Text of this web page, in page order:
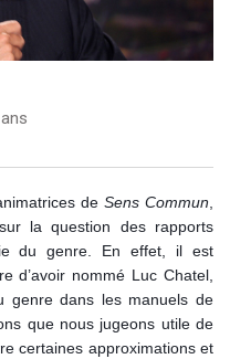
de Sens Commun,
la question des rapports
du genre. En effet, il est
d’avoir nommé Luc Chatel,
genre dans les manuels de
que nous jugeons utile de
certaines approximations et